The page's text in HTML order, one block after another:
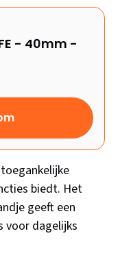
- 40mm -
toegankelijke
biedt. Het
geeft een
voor dagelijks